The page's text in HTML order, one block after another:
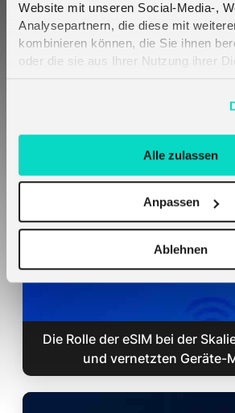
Website mit unseren Social-Media-,
Analysepartnern, die diese mit
kombinieren können, die Sie ihnen
oder die sie aus Ihrer Nutzung ihrer
Alle zulassen
Anpassen
Ablehnen
auf Teltonika-Hardware —
Die Rolle der eSIM bei der
und vernetzten Geräte-